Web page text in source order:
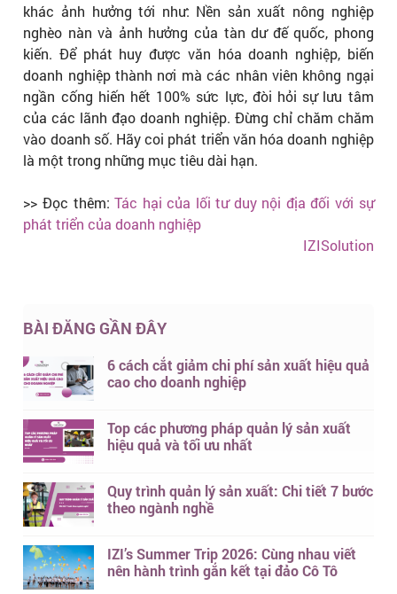
khác ảnh hưởng tới như: Nền sản xuất nông nghiệp
nghèo nàn và ảnh hưởng của tàn dư đế quốc, phong
kiến. Để phát huy được văn hóa doanh nghiệp, biến
doanh nghiệp thành nơi mà các nhân viên không ngại
ngần cống hiến hết 100% sức lực, đòi hỏi sự lưu tâm
của các lãnh đạo doanh nghiệp. Đừng chỉ chăm chăm
vào doanh số. Hãy coi phát triển văn hóa doanh nghiệp
là một trong những mục tiêu dài hạn.
>> Đọc thêm:Tác hại của lối tư duy nội địa đối với sự
phát triển của doanh nghiệp
IZISolution
BÀI ĐĂNG GẦN ĐÂY
6 cách cắt giảm chi phí sản xuất hiệu quả
cao cho doanh nghiệp
Top các phương pháp quản lý sản xuất
hiệu quả và tối ưu nhất
Quy trình quản lý sản xuất: Chi tiết 7 bước
theo ngành nghề
IZI’s Summer Trip 2026: Cùng nhau viết
nên hành trình gắn kết tại đảo Cô Tô